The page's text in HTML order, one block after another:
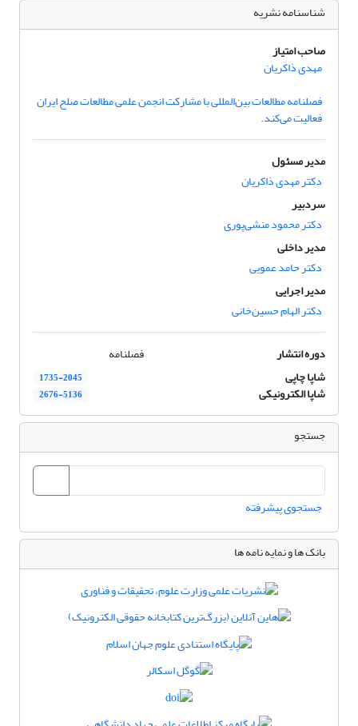
شناسنامه نشریه
صاحب امتیاز
مهدی ذاکریان
فصلنامه مطالعات بین‌المللی با مشارکت انجمن علمی مطالعات صلح ایران
فعالیت می‌کند.
مدیر مسئول
دکتر مهدی ذاکریان
سردبیر
دکتر محمود منشی‌پوری
مدیر داخلی
دکتر حامد عمویی
مدیر اجرایی
دکتر الهام حسین‌خانی
دوره انتشار
فصلنامه
شاپا چاپی
1735-2045
شاپا الکترونیکی 2676-5136
جستجو
جستجوی پیشرفته
بانک ها و نمایه نامه ها